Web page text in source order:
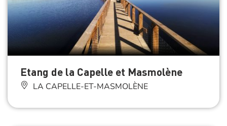
Etang de la Capelle et Masmolène
LA CAPELLE-ET-MASMOLÈNE